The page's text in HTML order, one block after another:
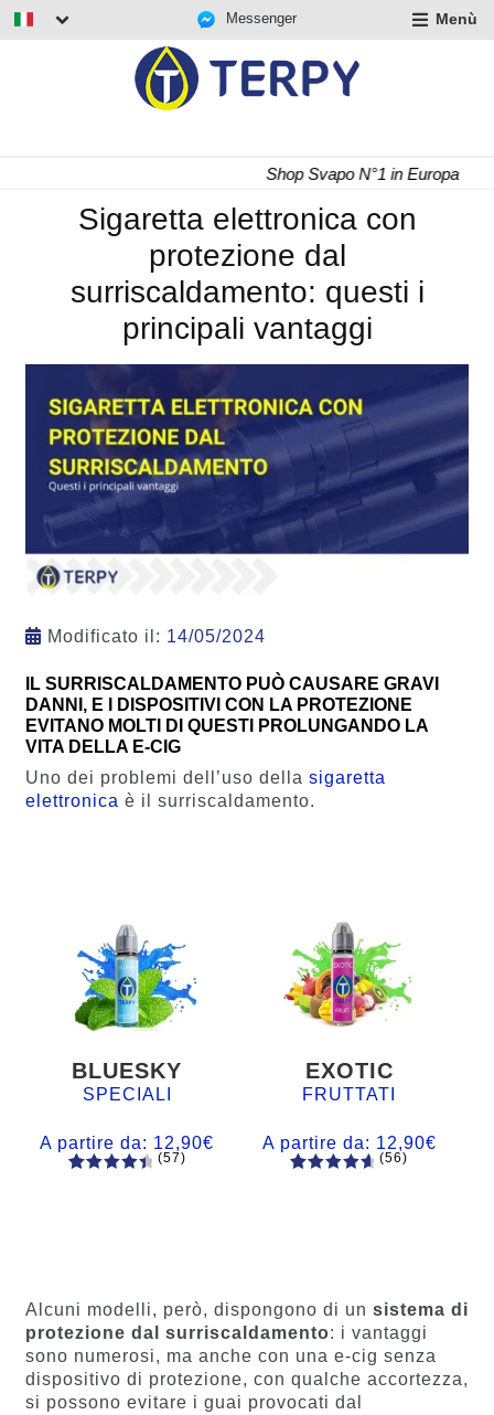
Messenger Menù
Shop Svapo N°1 in Europa
Sigaretta elettronica con
protezione dal
surriscaldamento: questi i
principali vantaggi
Modificato il: 14/05/2024
IL SURRISCALDAMENTO PUÒ CAUSARE GRAVI
DANNI, E I DISPOSITIVI CON LA PROTEZIONE
EVITANO MOLTI DI QUESTI PROLUNGANDO LA
VITA DELLA E-CIG
Uno dei problemi dell’uso della sigaretta
elettronica è il surriscaldamento.
BLUESKY
SPECIALI
A partire da: 12,90€
ni
(57)
EXOTIC
FRUTTATI
A partire da: 12,90€
i
(56)
Alcuni modelli, però, dispongono di un sistema di
protezione dal surriscaldamento: i vantaggi
sono numerosi, ma anche con una e-cig senza
dispositivo di protezione, con qualche accortezza,
si possono evitare i guai provocati dal